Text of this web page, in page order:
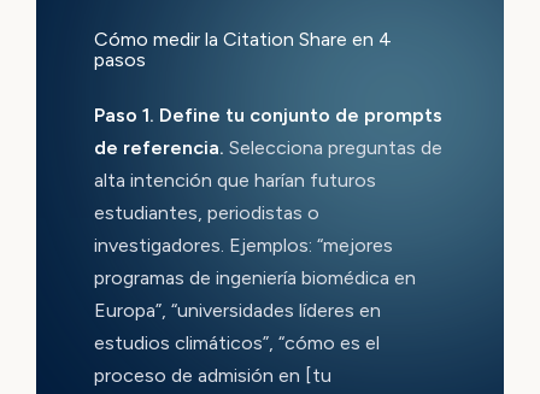
Cómo medir la Citation Share en 4
pasos
Paso 1. Define tu conjunto de prompts
de referencia. Selecciona preguntas de
alta intención que harían futuros
estudiantes, periodistas o
investigadores. Ejemplos: “mejores
programas de ingeniería biomédica en
Europa”, “universidades líderes en
estudios climáticos”, “cómo es el
proceso de admisión en [tu